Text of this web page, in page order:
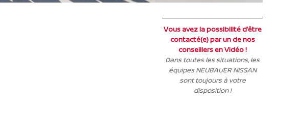
Vous avez la possibilité d’être
contacté(e) par un de nos
conseillers en Vidéo !
Dans toutes les situations, les
équipes NEUBAUER NISSAN
sont toujours à votre
disposition !